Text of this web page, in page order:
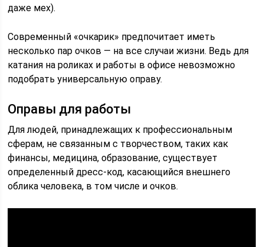
даже мех).
Современный «очкарик» предпочитает иметь
несколько пар очков — на все случаи жизни. Ведь для
катания на роликах и работы в офисе невозможно
подобрать универсальную оправу.
Оправы для работы
Для людей, принадлежащих к профессиональным
сферам, не связанным с творчеством, таких как
финансы, медицина, образование, существует
определенный дресс-код, касающийся внешнего
облика человека, в том числе и очков.